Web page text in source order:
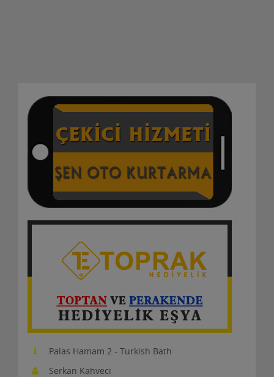
Palas Hamam 2 - Turkish Bath
Serkan Kahveci